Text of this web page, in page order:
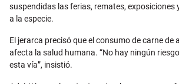
suspendidas las ferias, remates, exposiciones
a la especie.
El jerarca precisó que el consumo de carne de
afecta la salud humana. “No hay ningún
esta vía”, insistió.